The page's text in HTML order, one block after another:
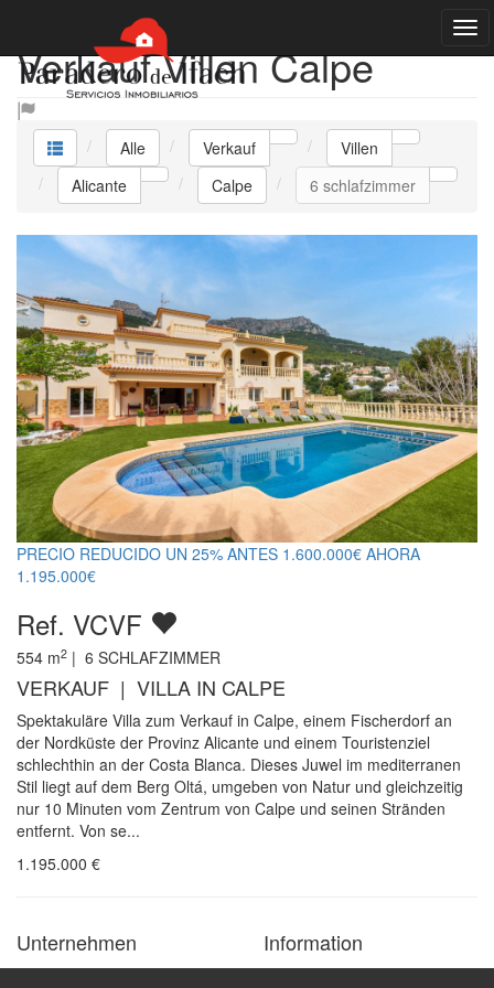
Verkauf Villen Calpe
Alle Verkauf
Villen
Alicante
Calpe 6 schlafzimmer
PRECIO REDUCIDO UN 25% ANTES 1.600.000€ AHORA
1.195.000€
Ref. VCVF
554 m2 | 6 SCHLAFZIMMER
VERKAUF | VILLA IN CALPE
Spektakuläre Villa zum Verkauf in Calpe, einem Fischerdorf an
der Nordküste der Provinz Alicante und einem Touristenziel
schlechthin an der Costa Blanca. Dieses Juwel im mediterranen
Stil liegt auf dem Berg Oltá, umgeben von Natur und gleichzeitig
nur 10 Minuten vom Zentrum von Calpe und seinen Stränden
entfernt. Von se...
1.195.000 €
Unternehmen
Kontakt
Information
Buchungen Bedingungen